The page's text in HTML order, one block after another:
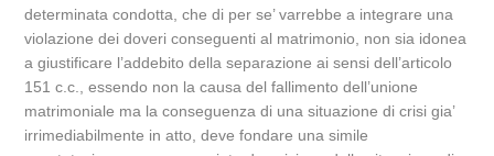
determinata condotta, che di per se’ varrebbe a integrare una
violazione dei doveri conseguenti al matrimonio, non sia idonea
a giustificare l’addebito della separazione ai sensi dell’articolo
151 c.c., essendo non la causa del fallimento dell’unione
matrimoniale ma la conseguenza di una situazione di crisi gia’
irrimediabilmente in atto, deve fondare una simile